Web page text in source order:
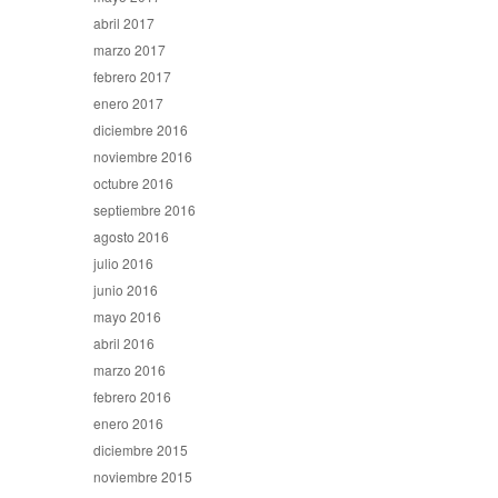
abril 2017
marzo 2017
febrero 2017
enero 2017
diciembre 2016
noviembre 2016
octubre 2016
septiembre 2016
agosto 2016
julio 2016
junio 2016
mayo 2016
abril 2016
marzo 2016
febrero 2016
enero 2016
diciembre 2015
noviembre 2015